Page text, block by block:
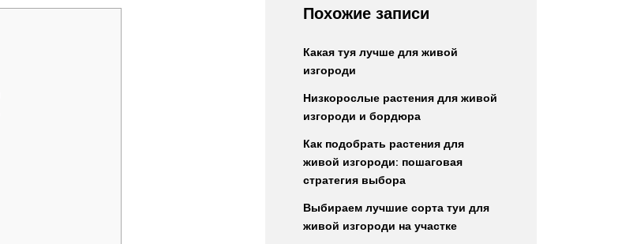
Похожие записи
Какая туя лучше для живой
изгороди
Низкорослые растения для живой
изгороди и бордюра
Как подобрать растения для
живой изгороди: пошаговая
стратегия выбора
Выбираем лучшие сорта туи для
живой изгороди на участке